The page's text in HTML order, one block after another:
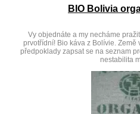
BIO Bolivia
Vy objednáte a my necháme
prvotřídní! Bio káva z Bolívie. Země
předpoklady zapsat se na seznam
nestabilita